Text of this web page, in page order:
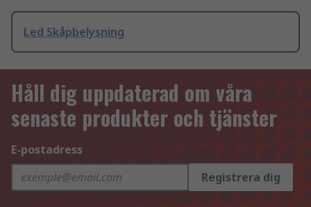
Led Skåpbelysning
Håll dig uppdaterad om våra
senaste produkter och tjänster
E-postadress
Registrera dig